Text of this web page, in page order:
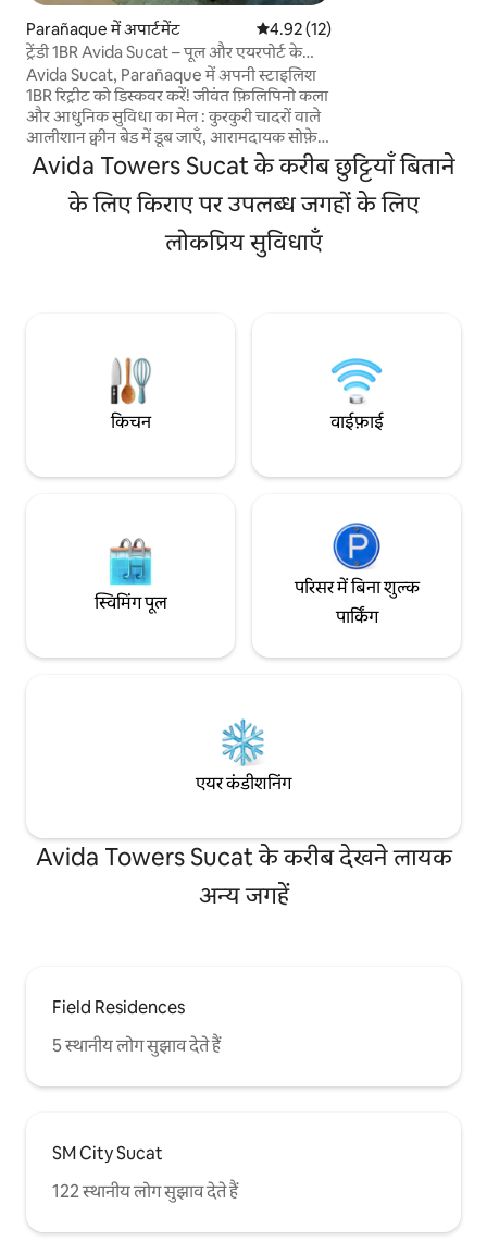
Parañaque में अपार्टमेंट औसत रेटिंग 5 में से 4.92, 12 समीक्षाएँ
4.92 (12)
ट्रेंडी 1BR Avida Sucat – पूल और एयरपोर्ट के
आस-पास
Avida Sucat, Parañaque में अपनी स्टाइलिश
1BR रिट्रीट को डिस्कवर करें! जीवंत फ़िलिपिनो कला
और आधुनिक सुविधा का मेल : कुरकुरी चादरों वाले
आलीशान क्वीन बेड में डूब जाएँ, आरामदायक सोफ़े
पर आराम करें या पूरी तरह से सुसज्जित किचनेट में
आसानी से खाना पकाएँ। वाईफ़ाई, स्मार्ट टीवी, एसी
और गर्म पानी के शॉवर वाले बाथरूम का मज़ा लें।
लाउंज चेयर वाले खूबसूरत कम्युनिटी पूल में आराम
करें। SM सुकात (दुकानें, खाना, सिनेमा) से सिर्फ़ 1
मिनट की पैदल दूरी पर और NAIA से 5 मिनट की
Avida Towers Sucat के करीब छुट्टियाँ बिताने
के लिए किराए पर उपलब्ध जगहों के लिए
लोकप्रिय सुविधाएँ
किचन वाईफ़ाई
स्विमिंग पूल
परिसर में बिना शुल्क
पार्किंग
एयर कंडीशनिंग
Avida Towers Sucat के करीब देखने लायक
अन्य जगहें
Field Residences
5 स्थानीय लोग सुझाव देते हैं
SM City Sucat
122 स्थानीय लोग सुझाव देते हैं